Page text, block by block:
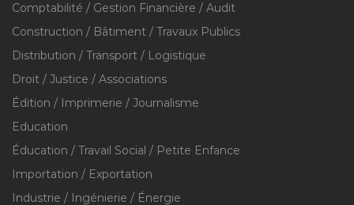
Comptabilité / Gestion Financière / Audit
Construction / Bâtiment / Travaux Publics
Distribution / Transport / Logistique
Droit / Justice / Associations
Édition / Imprimerie / Journalisme
Education
Éducation / Travail Social / Petite Enfance
Importation / Exportation
Industrie / Ingénierie / Énergie